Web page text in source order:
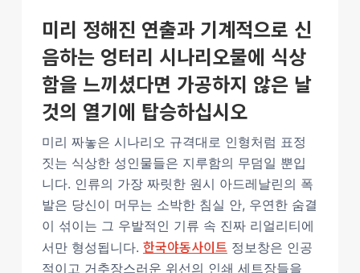
미리 정해진 연출과 기계적으로 신
음하는 엉터리 시나리오물에 식상
함을 느끼셨다면 가공하지 않은 날
것의 열기에 탑승하십시오
미리 짜놓은 시나리오 규격대로 인형처럼 표정
짓는 식상한 성인물들은 지루함의 무덤일 뿐입
니다. 인류의 가장 짜릿한 원시 아드레날린의 폭
발은 당신이 머무는 소박한 침실 안, 우연한 숨결
이 섞이는 그 우발적인 기류 속 진짜 리얼리티에
서만 형성됩니다. 한국야동사이트 정보창은 인공
적이고 거추장스러운 위선의 인쇄 세트장들을